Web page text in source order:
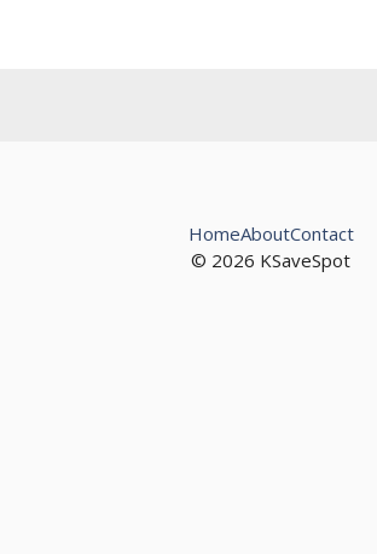
© 2026 KSaveSpot
HomeAboutContact